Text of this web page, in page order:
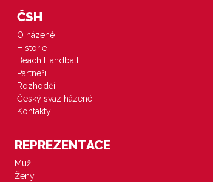
ČSH
O házené
Historie
Beach Handball
Partneři
Rozhodčí
Český svaz házené
Kontakty
REPREZENTACE
Muži
Ženy